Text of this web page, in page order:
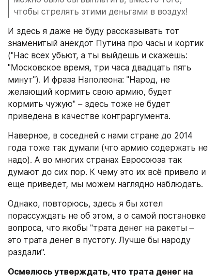
чтобы стрелять этими деньгами в воздух!
И здесь я даже не буду рассказывать тот
знаменитый анекдот Путина про часы и кортик
("Нас всех убьют, а ты выйдешь и скажешь:
"Московское время, три часа двадцать пять
минут"). И фраза Наполеона: "Народ, не
желающий кормить свою армию, будет
кормить чужую" – здесь тоже не будет
приведена в качестве контраргумента.
Наверное, в соседней с нами стране до 2014
года тоже так думали (что армию содержать не
надо). А во многих странах Евросоюза так
думают до сих пор. К чему это их всё привело и
еще приведет, мы можем наглядно наблюдать.
Однако, повторюсь, здесь я бы хотел
порассуждать не об этом, а о самой постановке
вопроса, что якобы "трата денег на ракеты –
это трата денег в пустоту. Лучше бы народу
раздали".
Осмелюсь утверждать, что трата денег на